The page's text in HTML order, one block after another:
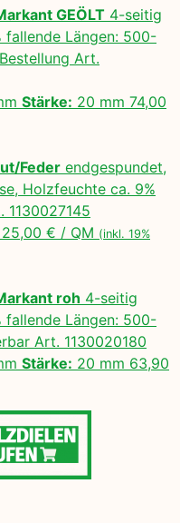
GEÖLT 4-seitig
fallende Längen: 500-
Art.
Stärke: 20 mm 74,00
Feder endgespundet,
Holzfeuchte ca. 9%
€ / QM (inkl. 19%
roh 4-seitig
fallende Längen: 500-
Art. 1130020180
Stärke: 20 mm 63,90